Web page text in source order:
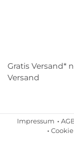
Gratis Versand*
Versand
Impressum